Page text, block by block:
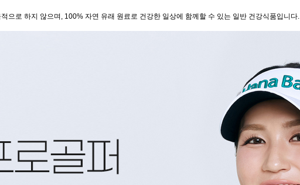
으로 하지 않으며, 100% 자연 유래 원료로 건강한 일상에 함께할 수 있는 일반 건강식품입니다.